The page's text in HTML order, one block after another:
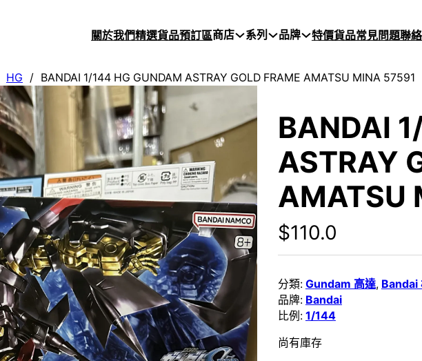
關於我們精選貨品預訂區商店 系列 品牌 特價貨品常見問題聯
HG / BANDAI 1/144 HG GUNDAM ASTRAY GOLD FRAME AMATSU MINA 57591
BANDAI
ASTRAY
AMATSU
$110.0
分類: Gundam 高達, Bandai
品牌: Bandai
比例: 1/144
尚有庫存